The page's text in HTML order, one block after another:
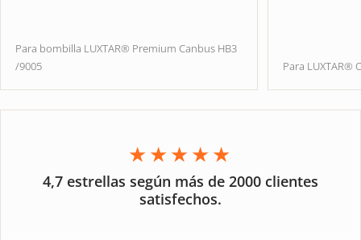
Para bombilla LUXTAR® Premium Canbus HB3
/9005
Para LUXTAR®
★★★★★
4,7 estrellas según más de 2000 clientes
satisfechos.